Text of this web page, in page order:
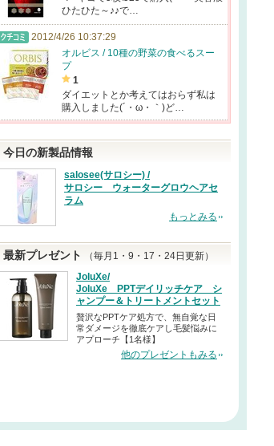
ひたひた～♪♪で…
2012/4/26 10:37:29
オルビス / 10種の野菜の食べるスー
プ
1
ダイエットとか考えてはおらず私は
購入しました(´・ω・｀)ど…
今日の新製品情報
salosee(サロシー) /
サロシー ウォーターグロウヘアセ
ラム
もっとみる
最新プレゼント
（毎月1・9・17・24日更新）
JoluXe/
JoluXe PPTデイリッチケア シ
ャンプー＆トリートメントセット
贅沢なPPTケア処方で、無自覚な日
常ダメージを徹底ケアし毛髪悩みに
アプローチ【1名様】
他のプレゼントもみる